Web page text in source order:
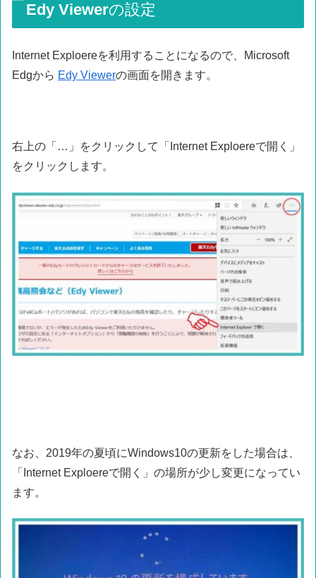
Edy Viewerの設定
Internet Exploereを利用することになるので、Microsoft
Edgから Edy Viewerの画面を開きます。
右上の「…」をクリックして「Internet Exploereで開く」
をクリックします。
なお、2019年の夏頃にWindows10の更新をした場合は、
「Internet Exploereで開く」の場所が少し変更になってい
ます。